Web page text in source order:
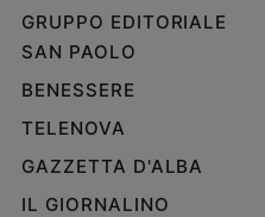
GRUPPO EDITORIALE
SAN PAOLO
BENESSERE
TELENOVA
GAZZETTA D'ALBA
IL GIORNALINO